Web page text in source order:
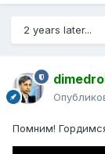
2 years later...
Помним!